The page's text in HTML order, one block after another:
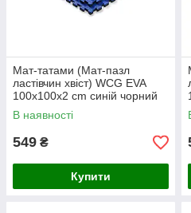
Мат-татами (Мат-пазл
ластівчин хвіст) WCG EVA
100х100х2 cm синій чорний
ASG
В наявності
549 ₴
Купити